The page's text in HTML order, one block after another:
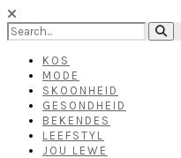
KOS
MODE
SKOONHEID
GESONDHEID
BEKENDES
LEEFSTYL
JOU LEWE